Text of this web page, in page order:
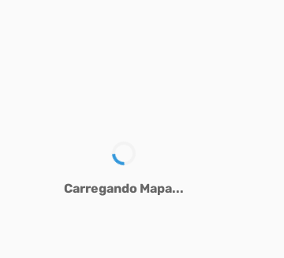
Carregando Mapa...